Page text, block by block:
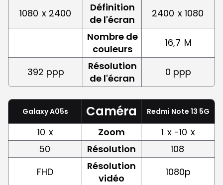
1080 x 2400
Définition
de l'écran
2400 x 1080
Nombre de
couleurs
16,7 M
392 ppp
Résolution
de l'écran
0 ppp
Galaxy A05s Caméra Redmi Note 13 5G
10 x Zoom 1 x -10 x
50
Résolution
108
FHD
Résolution
vidéo
1080p